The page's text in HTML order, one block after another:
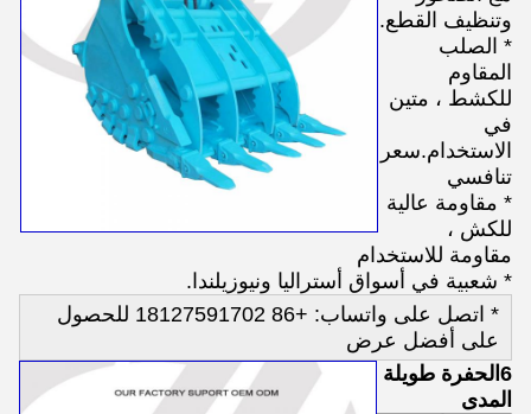
وتنظيف القطع.
* الصلب
المقاوم
للكشط ، متين
في
الاستخدام.سعر
تنافسي
* مقاومة عالية
للكش ،
مقاومة للاستخدام
* شعبية في أسواق أستراليا ونيوزيلندا.
* اتصل على واتساب: +86 18127591702 للحصول
على أفضل عرض
6الحفرة طويلة
المدى